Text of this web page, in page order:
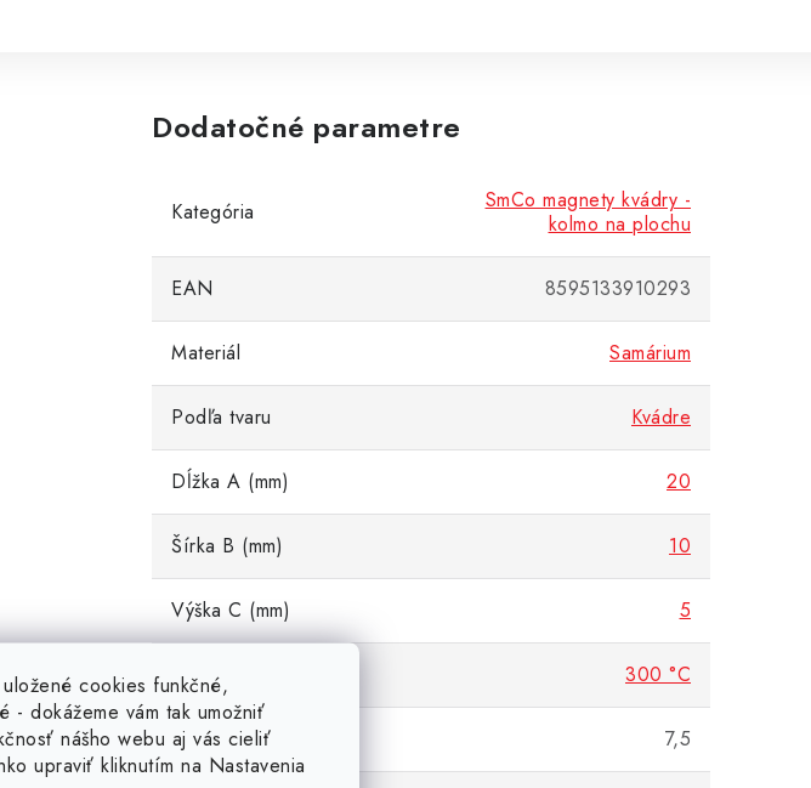
cookies funkčné,
- dokážeme vám tak umožniť
nášho webu aj vás cieliť
upraviť kliknutím na Nastavenia
Dodatočné parametre
Kategória
SmCo magnety kvádry -
kolmo na plochu
EAN 8595133910293
Materiál Samárium
Podľa tvaru Kvádre
Dĺžka A (mm) 20
Šírka B (mm) 10
Výška C (mm) 5
Teplotná odolnosť 300 °C
Hmotnosť (g) 7,5